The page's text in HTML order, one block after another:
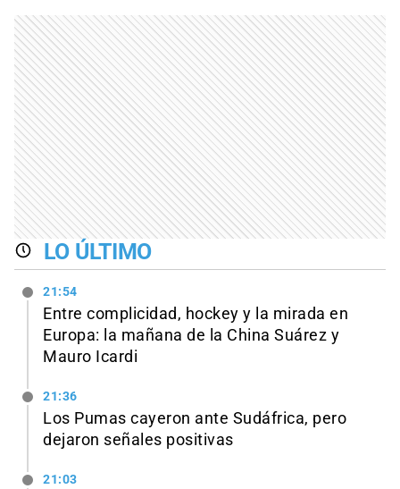
LO ÚLTIMO
21:54
Entre complicidad, hockey y la mirada en
Europa: la mañana de la China Suárez y
Mauro Icardi
21:36
Los Pumas cayeron ante Sudáfrica, pero
dejaron señales positivas
21:03